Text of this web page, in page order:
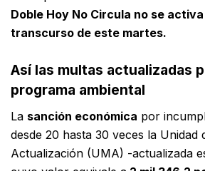
Doble Hoy No Circula no se
transcurso de este martes.
Así las multas actualizadas
programa ambiental
La sanción económica por
desde 20 hasta 30 veces la Unidad
Actualización (UMA) -actualizada